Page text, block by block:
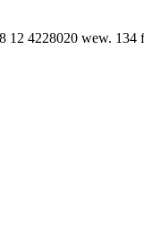
4228020 wew. 134